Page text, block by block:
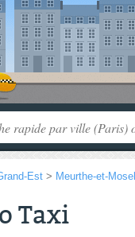
Est > Meurthe-et-
Taxi